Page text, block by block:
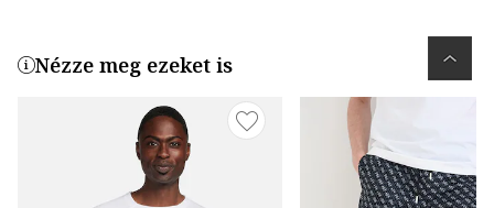
Nézze meg ezeket is